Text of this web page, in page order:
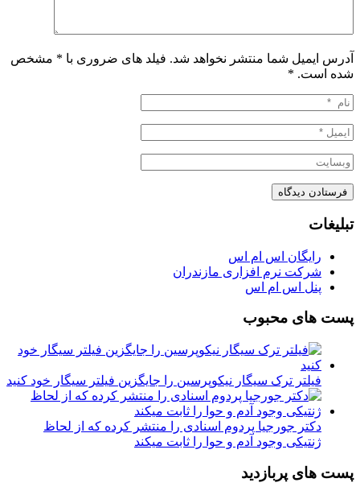
آدرس ایمیل شما منتشر نخواهد شد. فیلد های ضروری با * مشخص
شده است. *
تبلیغات
رایگان اس ام اس
شرکت نرم افزاری مازندران
پنل اس ام اس
پست های محبوب
فیلتر ترک سیگار نیکوپرسین را جایگزین فیلتر سیگار خود کنید
دکتر جورجیا پردوم اسنادی را منتشر کرده که از لحاظ
ژنتیکی وجود آدم و حوا را ثابت میکند
پست های پربازدید